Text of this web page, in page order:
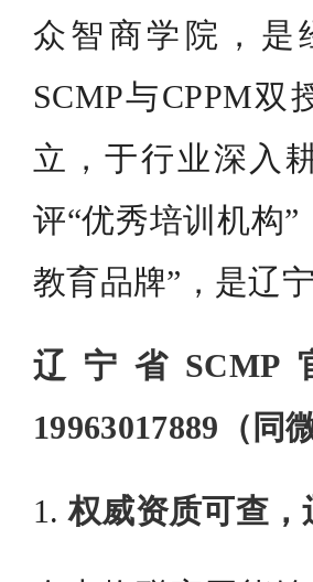
众智商学院，是
SCMP与CPPM
立，于行业深入
评“优秀培训机构
教育品牌”，是辽
辽宁省
19963017889（同
1.权威资质可查